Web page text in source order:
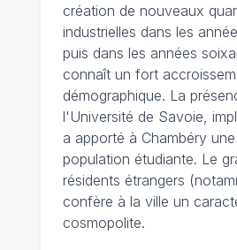
création de nouveaux
industrielles dans les
puis dans les années
connaît un fort
démographique. La
l'Université de Savoie,
a apporté à Chambéry
population étudiante. Le
résidents étrangers
confère à la ville un
cosmopolite.